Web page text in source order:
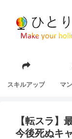
スキルアップ マ
【転スラ】
今後死ぬキ